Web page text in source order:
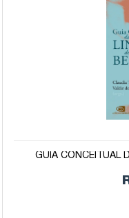
GUIA CONCEITUAL